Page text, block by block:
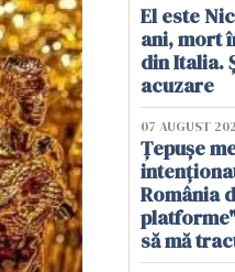
El este
ani, mort
din Italia.
acuzare
07 AUGUST
Țepușe
România
să mă